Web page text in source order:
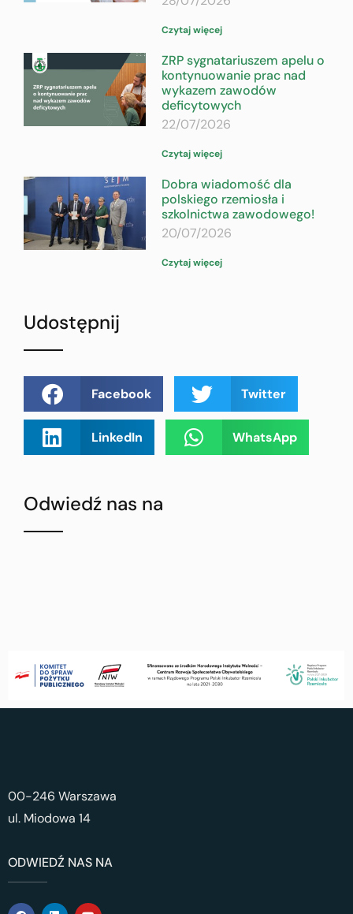
Czytaj więcej
ZRP sygnatariuszem apelu o
kontynuowanie prac nad
wykazem zawodów
deficytowych
22/07/2026
Czytaj więcej
Dobra wiadomość dla
polskiego rzemiosła i
szkolnictwa zawodowego!
20/07/2026
Czytaj więcej
Udostępnij
Facebook Twitter
LinkedIn WhatsApp
Odwiedź nas na
00-246 Warszawa
ul. Miodowa 14
ODWIEDŹ NAS NA